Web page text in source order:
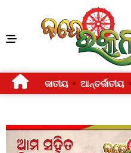
ଜାତୀୟ ଆନ୍ତର୍ଜାତୀୟ